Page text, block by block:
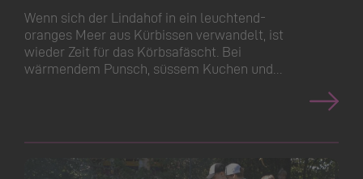
Wenn sich der Lindahof in ein leuchtend-
oranges Meer aus Kürbissen verwandelt, ist
wieder Zeit für das Körbsafäscht. Bei
wärmendem Punsch, süssem Kuchen und…